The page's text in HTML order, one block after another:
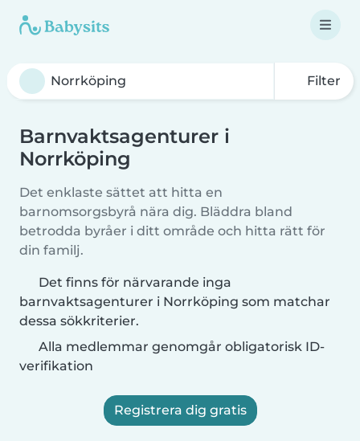
Filter
Barnvaktsagenturer i
Norrköping
Det enklaste sättet att hitta en
barnomsorgsbyrå nära dig. Bläddra bland
betrodda byråer i ditt område och hitta rätt för
din familj.
Det finns för närvarande inga
barnvaktsagenturer i Norrköping som matchar
dessa sökkriterier.
Alla medlemmar genomgår obligatorisk ID-
verifikation
Registrera dig gratis